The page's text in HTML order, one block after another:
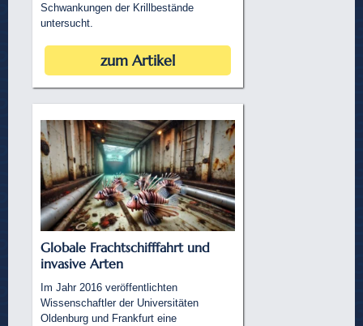
Schwankungen der Krillbestände
untersucht.
zum Artikel
Globale Frachtschifffahrt und
invasive Arten
Im Jahr 2016 veröffentlichten
Wissenschaftler der Universitäten
Oldenburg und Frankfurt eine